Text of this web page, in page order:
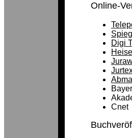
Online-
Digi
Cnet